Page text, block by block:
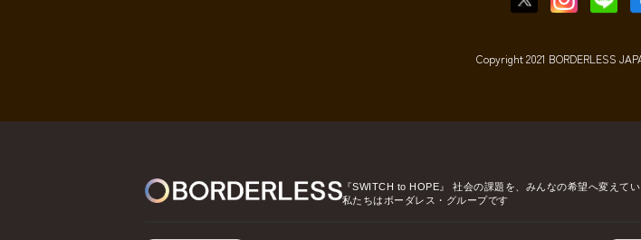
Copyright 2021 BORDERLESS
『SWITCH to HOPE』
社会の課題を、みんなの希望へ変えてい
私たちはボーダレス・グループです